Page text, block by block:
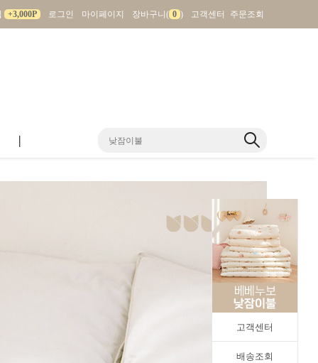
+3,000P 로그인 마이페이지 장바구니( 0 ) 고객센터 주문조회
|
고객센터
배송조회